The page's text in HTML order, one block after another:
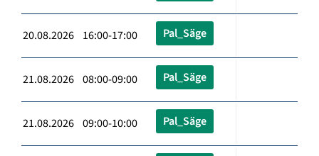
20.08.2026 16:00-17:00 Pal_Säge
21.08.2026 08:00-09:00 Pal_Säge
21.08.2026 09:00-10:00 Pal_Säge